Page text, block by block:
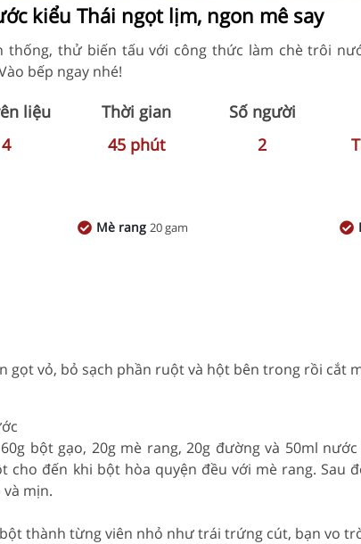
kiểu Thái ngọt lịm, ngon mê say
thống, thử biến tấu với công thức làm chè trôi
bếp ngay nhé!
liệu
4
Thời gian
45 phút
Số người
2
Mè rang20 gam
gọt vỏ, bỏ sạch phần ruột và hột bên trong rồi cắt
bột gạo, 20g mè rang, 20g đường và 50ml
cho đến khi bột hòa quyện đều với mè rang. Sau
mịn.
thành từng viên nhỏ như trái trứng cút, bạn vo